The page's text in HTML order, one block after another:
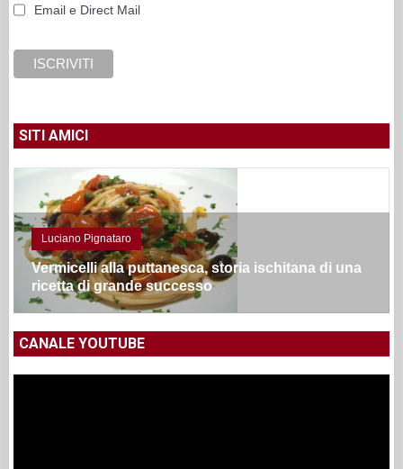
Email e Direct Mail
SITI AMICI
Luciano Pignataro
Vermicelli alla puttanesca, storia ischitana di una
ricetta di grande successo
CANALE YOUTUBE